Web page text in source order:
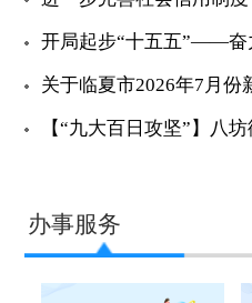
办事服务